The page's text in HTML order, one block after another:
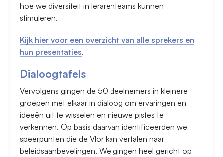
hoe we diversiteit in lerarenteams kunnen
stimuleren.
Kijk hier voor een overzicht van alle sprekers en
hun presentaties.
Dialoogtafels
Vervolgens gingen de 50 deelnemers in kleinere
groepen met elkaar in dialoog om ervaringen en
ideeën uit te wisselen en nieuwe pistes te
verkennen. Op basis daarvan identificeerden we
speerpunten die de Vlor kan vertalen naar
beleidsaanbevelingen. We gingen heel gericht op